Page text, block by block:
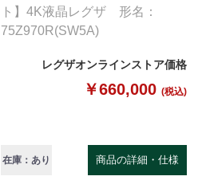
ト】4K液晶レグザ 形名：
75Z970R(SW5A)
レグザオンラインストア価格
￥660,000 (税込)
在庫：あり 商品の詳細・仕様